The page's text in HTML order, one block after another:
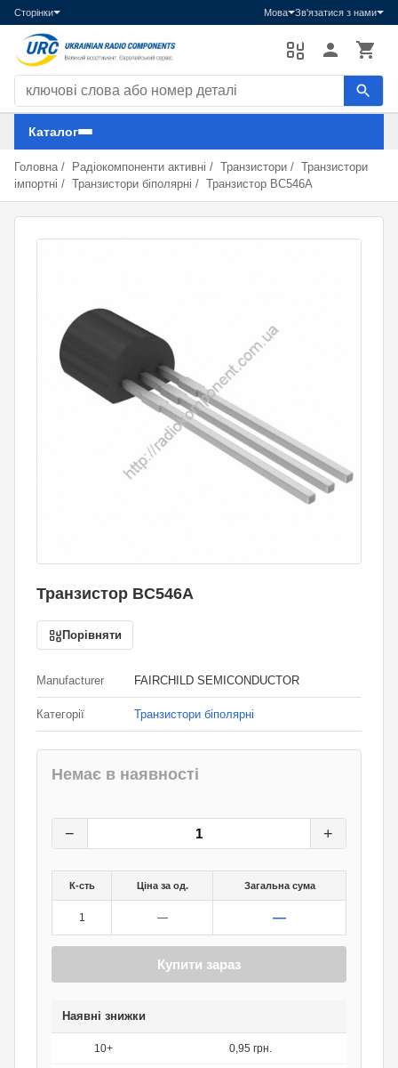
Сторінки Мова Зв'язатися з нами
Пошук компонентів
Каталог
Головна / Радіокомпоненти активні / Транзистори / Транзистори
імпортні / Транзистори біполярні / Транзистор BC546A
Транзистор BC546A
Порівняти
Manufacturer FAIRCHILD SEMICONDUCTOR
Категорії Транзистори біполярні
Немає в наявності
− +
К-сть Ціна за од. Загальна сума
1 — —
Купити зараз
Наявні знижки
10+ 0,95 грн.